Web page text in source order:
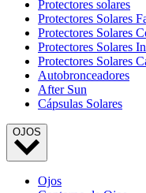
Protectores solares
Protectores Solares
Protectores Solares
Protectores Solares
Protectores Solares
Autobronceadores
After Sun
Cápsulas Solares
OJOS
Ojos